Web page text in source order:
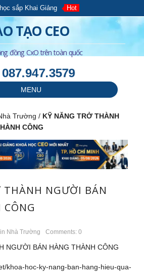
sắp Khai Giảng Hot
TẠO CEO
đồng CxO trên toàn quốc
087.947.3579
MENU
Trường / KỸ NĂNG TRỞ THÀNH
CÔNG
THÀNH NGƯỜI BÁN
Nhà Trường Comments: 0
NGƯỜI BÁN HÀNG THÀNH CÔNG
khoa-hoc-ky-nang-ban-hang-hieu-qua-